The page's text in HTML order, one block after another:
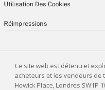
Utilisation Des Cookies
Réimpressions